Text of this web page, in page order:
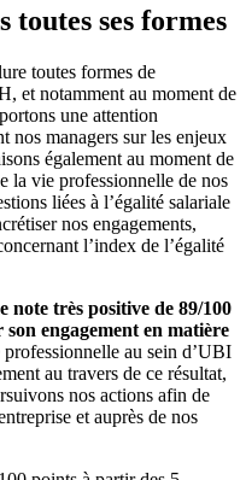
toutes ses formes
toutes formes de
et notamment au moment de
une attention
nos managers sur les enjeux
également au moment de
la vie professionnelle de nos
liées à l’égalité salariale
nos engagements,
l’index de l’égalité
note très positive de 89/100
engagement en matière
professionnelle au sein d’UBI
au travers de ce résultat,
nos actions afin de
et auprès de nos